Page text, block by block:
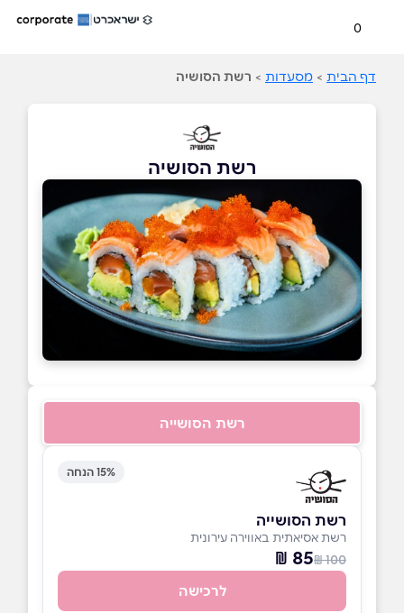
0
דף הבית > מסעדות > רשת הסושיה
רשת הסושיה
רשת הסושייה
15% הנחה
רשת הסושייה
רשת אסיאתית באווירה עירונית
100 ₪
85 ₪
לרכישה